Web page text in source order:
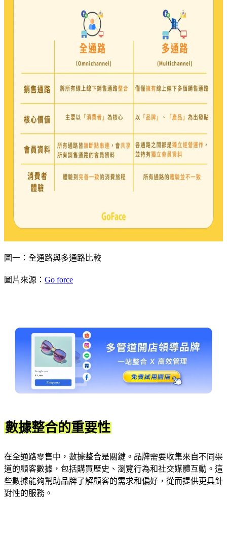
圖一：全通路與多通路比較
圖片來源： Go force
數據整合的重要性
在全通路零售中，數據整合是關鍵。品牌需要收集來自不同渠
道的顧客數據，包括購買歷史、瀏覽行為和社交媒體互動。這
些數據能夠幫助品牌了解顧客的需求和偏好，從而提供更具針
對性的服務。